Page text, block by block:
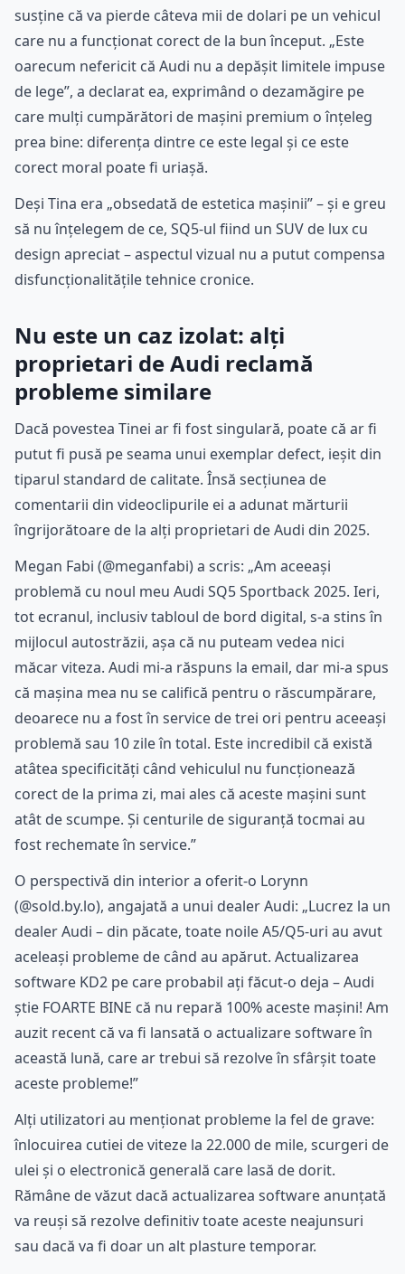
susține că va pierde câteva mii de dolari pe un vehicul
care nu a funcționat corect de la bun început. „Este
oarecum nefericit că Audi nu a depășit limitele impuse
de lege”, a declarat ea, exprimând o dezamăgire pe
care mulți cumpărători de mașini premium o înțeleg
prea bine: diferența dintre ce este legal și ce este
corect moral poate fi uriașă.
Deși Tina era „obsedată de estetica mașinii” – și e greu
să nu înțelegem de ce, SQ5-ul fiind un SUV de lux cu
design apreciat – aspectul vizual nu a putut compensa
disfuncționalitățile tehnice cronice.
Nu este un caz izolat: alți
proprietari de Audi reclamă
probleme similare
Dacă povestea Tinei ar fi fost singulară, poate că ar fi
putut fi pusă pe seama unui exemplar defect, ieșit din
tiparul standard de calitate. Însă secțiunea de
comentarii din videoclipurile ei a adunat mărturii
îngrijorătoare de la alți proprietari de Audi din 2025.
Megan Fabi (@meganfabi) a scris: „Am aceeași
problemă cu noul meu Audi SQ5 Sportback 2025. Ieri,
tot ecranul, inclusiv tabloul de bord digital, s-a stins în
mijlocul autostrăzii, așa că nu puteam vedea nici
măcar viteza. Audi mi-a răspuns la email, dar mi-a spus
că mașina mea nu se califică pentru o răscumpărare,
deoarece nu a fost în service de trei ori pentru aceeași
problemă sau 10 zile în total. Este incredibil că există
atâtea specificități când vehiculul nu funcționează
corect de la prima zi, mai ales că aceste mașini sunt
atât de scumpe. Și centurile de siguranță tocmai au
fost rechemate în service.”
O perspectivă din interior a oferit-o Lorynn
(@sold.by.lo), angajată a unui dealer Audi: „Lucrez la un
dealer Audi – din păcate, toate noile A5/Q5-uri au avut
aceleași probleme de când au apărut. Actualizarea
software KD2 pe care probabil ați făcut-o deja – Audi
știe FOARTE BINE că nu repară 100% aceste mașini! Am
auzit recent că va fi lansată o actualizare software în
această lună, care ar trebui să rezolve în sfârșit toate
aceste probleme!”
Alți utilizatori au menționat probleme la fel de grave:
înlocuirea cutiei de viteze la 22.000 de mile, scurgeri de
ulei și o electronică generală care lasă de dorit.
Rămâne de văzut dacă actualizarea software anunțată
va reuși să rezolve definitiv toate aceste neajunsuri
sau dacă va fi doar un alt plasture temporar.